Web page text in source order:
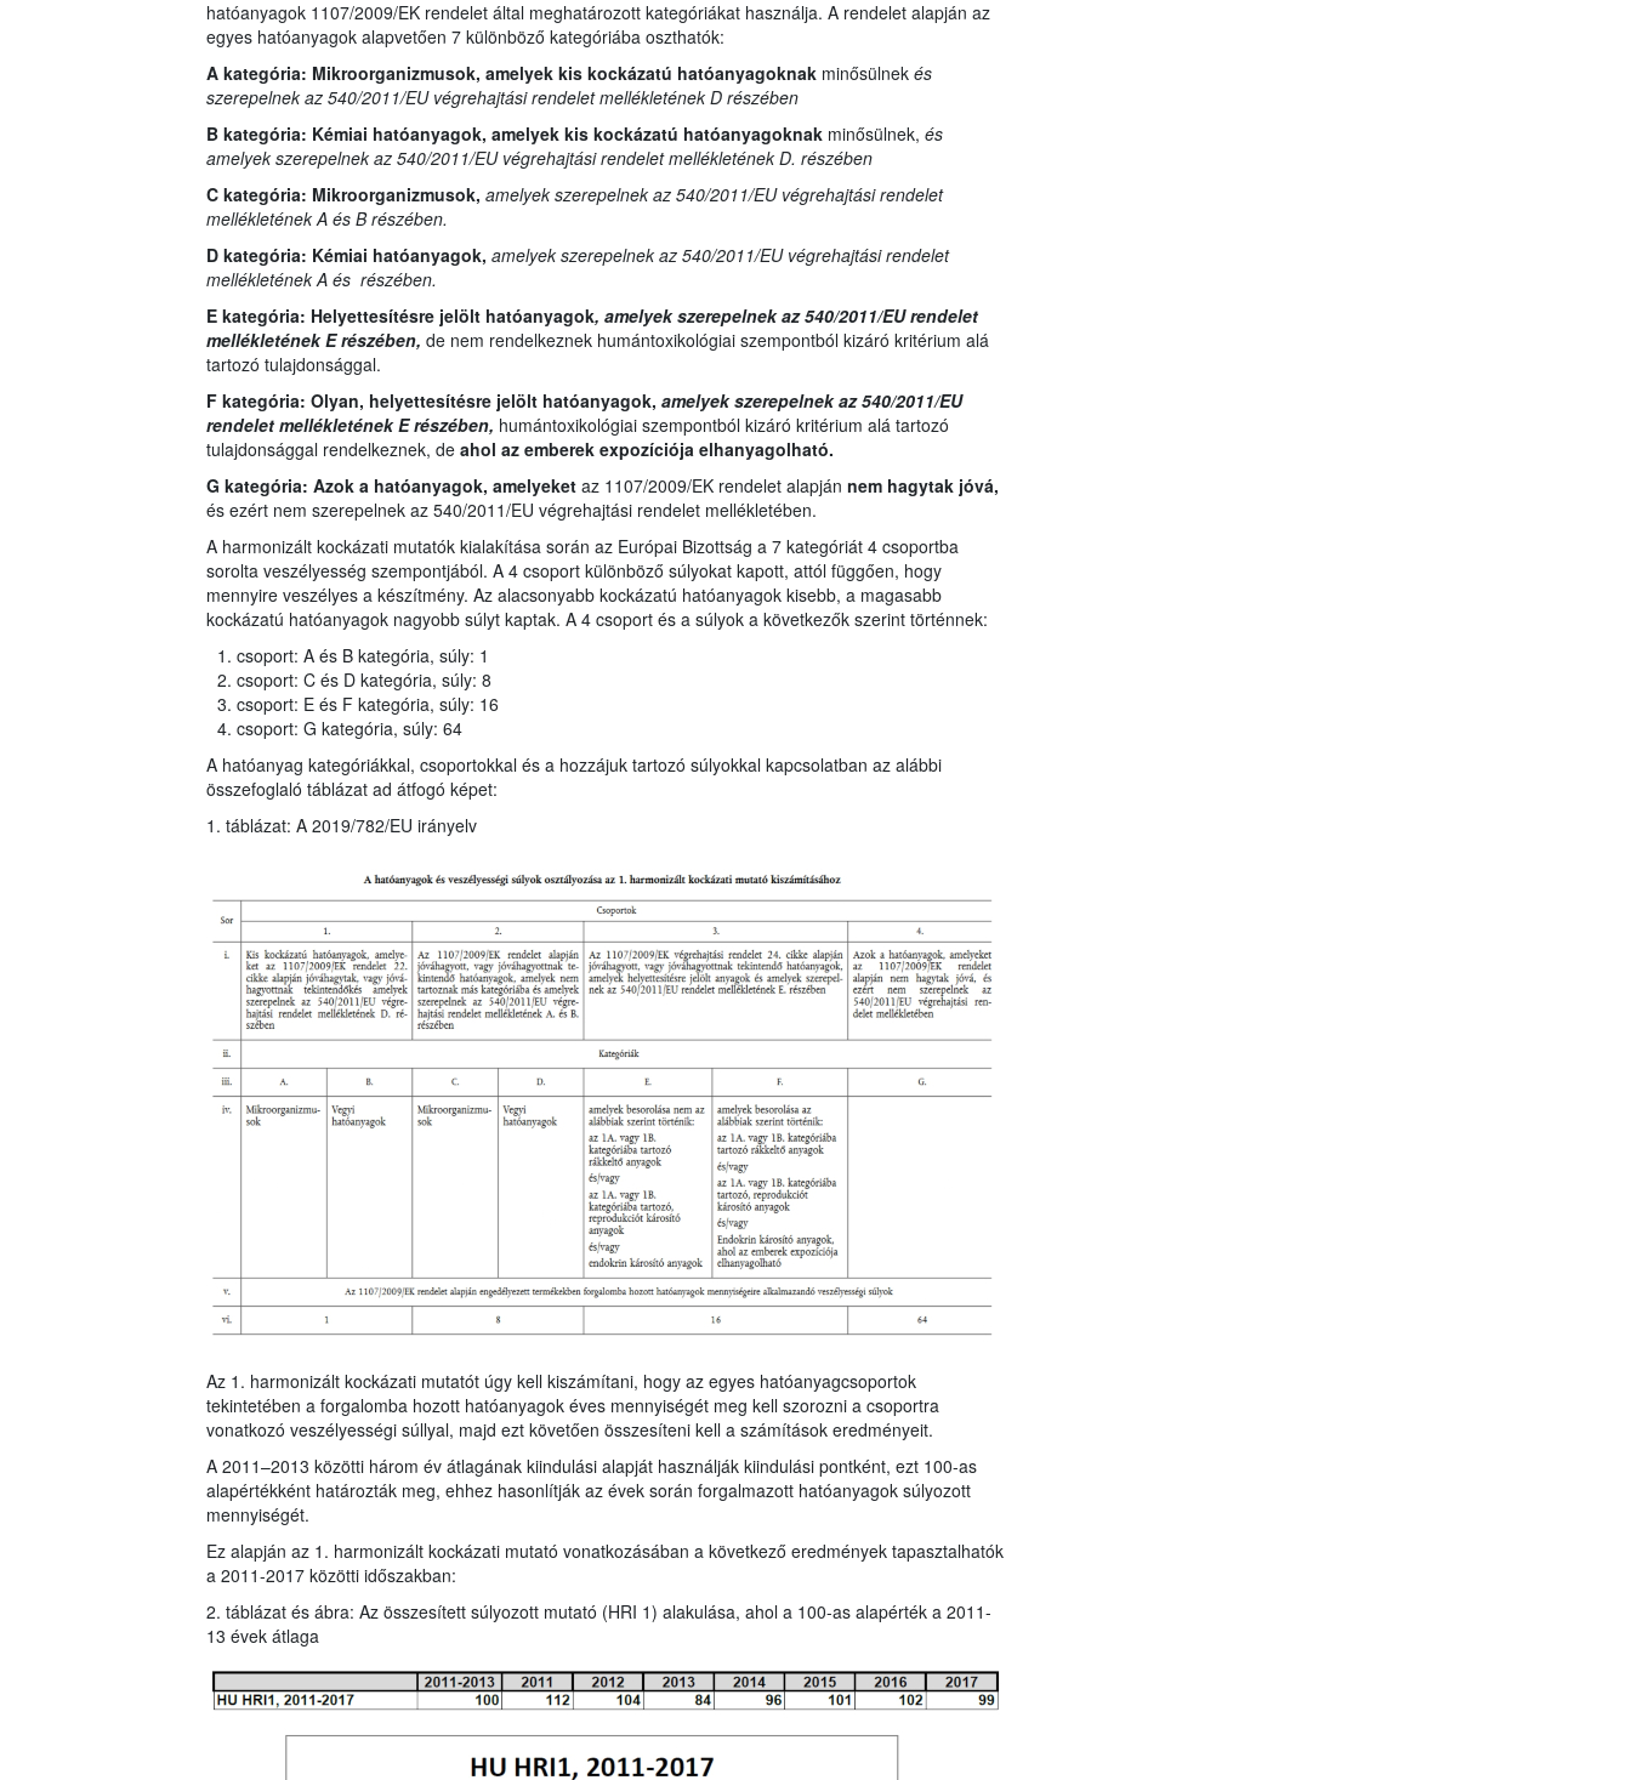
hatóanyagok 1107/2009/EK rendelet által meghatározott kategóriákat használja. A rendelet alapján az
egyes hatóanyagok alapvetően 7 különböző kategóriába oszthatók:
A kategória: Mikroorganizmusok, amelyek kis kockázatú hatóanyagoknakminősülnek és
szerepelnek az 540/2011/EU végrehajtási rendelet mellékletének D részében
B kategória: Kémiai hatóanyagok, amelyek kis kockázatú hatóanyagoknakminősülnek, és
amelyek szerepelnek az 540/2011/EU végrehajtási rendelet mellékletének D. részében
C kategória: Mikroorganizmusok, amelyek szerepelnek az 540/2011/EU végrehajtási rendelet
mellékletének A és B részében.
D kategória: Kémiai hatóanyagok, amelyek szerepelnek az 540/2011/EU végrehajtási rendelet
mellékletének A és részében.
E kategória: Helyettesítésre jelölt hatóanyagok, amelyek szerepelnek az 540/2011/EU rendelet
mellékletének E részében, de nem rendelkeznek humántoxikológiai szempontból kizáró kritérium alá
tartozó tulajdonsággal.
F kategória: Olyan, helyettesítésre jelölt hatóanyagok, amelyek szerepelnek az 540/2011/EU
rendelet mellékletének E részében, humántoxikológiai szempontból kizáró kritérium alá tartozó
tulajdonsággal rendelkeznek, de ahol az emberek expozíciója elhanyagolható.
G kategória: Azok a hatóanyagok, amelyeket az 1107/2009/EK rendelet alapján nem hagytak jóvá,
és ezért nem szerepelnek az 540/2011/EU végrehajtási rendelet mellékletében.
A harmonizált kockázati mutatók kialakítása során az Európai Bizottság a 7 kategóriát 4 csoportba
sorolta veszélyesség szempontjából. A 4 csoport különböző súlyokat kapott, attól függően, hogy
mennyire veszélyes a készítmény. Az alacsonyabb kockázatú hatóanyagok kisebb, a magasabb
kockázatú hatóanyagok nagyobb súlyt kaptak. A 4 csoport és a súlyok a következők szerint történnek:
csoport: A és B kategória, súly: 1
csoport: C és D kategória, súly: 8
csoport: E és F kategória, súly: 16
csoport: G kategória, súly: 64
A hatóanyag kategóriákkal, csoportokkal és a hozzájuk tartozó súlyokkal kapcsolatban az alábbi
összefoglaló táblázat ad átfogó képet:
1. táblázat: A 2019/782/EU irányelv
Az 1. harmonizált kockázati mutatót úgy kell kiszámítani, hogy az egyes hatóanyagcsoportok
tekintetében a forgalomba hozott hatóanyagok éves mennyiségét meg kell szorozni a csoportra
vonatkozó veszélyességi súllyal, majd ezt követően összesíteni kell a számítások eredményeit.
A 2011–2013 közötti három év átlagának kiindulási alapját használják kiindulási pontként, ezt 100-as
alapértékként határozták meg, ehhez hasonlítják az évek során forgalmazott hatóanyagok súlyozott
mennyiségét.
Ez alapján az 1. harmonizált kockázati mutató vonatkozásában a következő eredmények tapasztalhatók
a 2011-2017 közötti időszakban:
2. táblázat és ábra: Az összesített súlyozott mutató (HRI 1) alakulása, ahol a 100-as alapérték a 2011-
13 évek átlaga